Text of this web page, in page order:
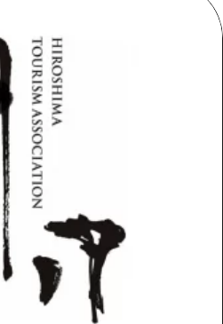
習プログラム
デルコース
験 観光スポット
情報
学習
のご案内
ン相談窓口
様向け観光素材
光大使